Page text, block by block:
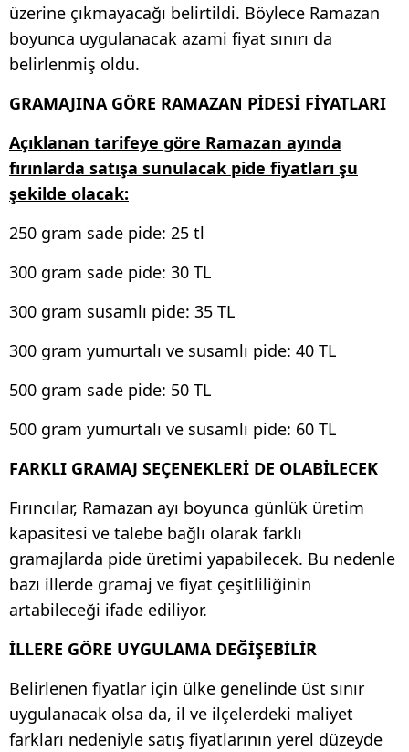
üzerine çıkmayacağı belirtildi. Böylece Ramazan
boyunca uygulanacak azami fiyat sınırı da
belirlenmiş oldu.
GRAMAJINA GÖRE RAMAZAN PİDESİ FİYATLARI
Açıklanan tarifeye göre Ramazan ayında
fırınlarda satışa sunulacak pide fiyatları şu
şekilde olacak:
250 gram sade pide: 25 tl
300 gram sade pide: 30 TL
300 gram susamlı pide: 35 TL
300 gram yumurtalı ve susamlı pide: 40 TL
500 gram sade pide: 50 TL
500 gram yumurtalı ve susamlı pide: 60 TL
FARKLI GRAMAJ SEÇENEKLERİ DE OLABİLECEK
Fırıncılar, Ramazan ayı boyunca günlük üretim
kapasitesi ve talebe bağlı olarak farklı
gramajlarda pide üretimi yapabilecek. Bu nedenle
bazı illerde gramaj ve fiyat çeşitliliğinin
artabileceği ifade ediliyor.
İLLERE GÖRE UYGULAMA DEĞİŞEBİLİR
Belirlenen fiyatlar için ülke genelinde üst sınır
uygulanacak olsa da, il ve ilçelerdeki maliyet
farkları nedeniyle satış fiyatlarının yerel düzeyde